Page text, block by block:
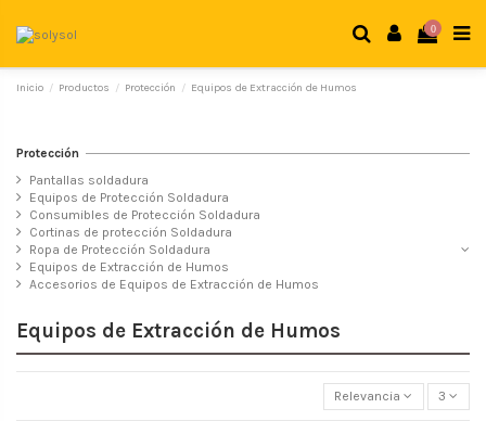
0
Inicio Productos Protección Equipos de Extracción de Humos
Equipos de Extracción de Humos
Relevancia 3
Protección
Pantallas soldadura
Equipos de Protección Soldadura
Consumibles de Protección Soldadura
Cortinas de protección Soldadura
Ropa de Protección Soldadura
Equipos de Extracción de Humos
Accesorios de Equipos de Extracción de Humos